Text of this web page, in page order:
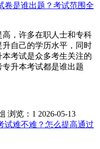
卷是谁出题？考试范围全
，许多在职人士和专科
自己的学历水平，同时
考试是众多考生关注的
升本考试都是谁出题
浏览：1 2026-05-13
试难不难？怎么提高通过